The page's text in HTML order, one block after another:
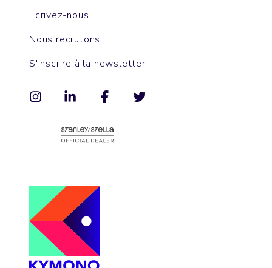
Ecrivez-nous
Nous recrutons !
S'inscrire à la newsletter